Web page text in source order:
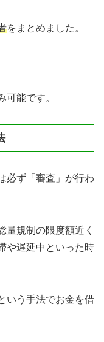
をまとめました。
可能です。
必ず「審査」が行わ
量規制の限度額近く
や遅延中といった時
いう手法でお金を借